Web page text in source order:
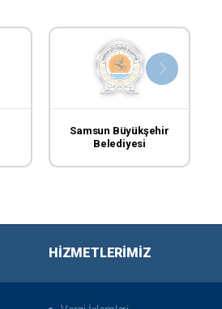
Samsun Büyükşehir
Belediyesi
HIZMETLERIMIZ